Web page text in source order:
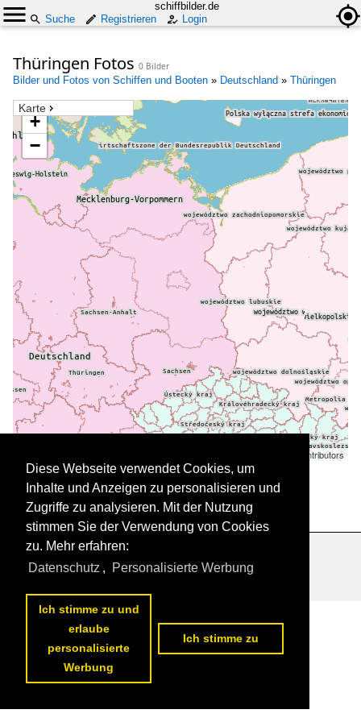
schiffbilder.de
Suche
Registrieren Login
Thüringen Fotos 0 Bilder
Bilder und Fotos von Schiffen und Booten » Deutschland » Thüringen
Karte
+
−
contributors
Daten werden geladen
Datenschutzerklärung |Impressum| Kontakt
Diese Webseite verwendet Cookies, um
Inhalte und Anzeigen zu personalisieren und
Zugriffe zu analysieren. Mit der Nutzung
stimmen Sie der Verwendung von Cookies
zu. Mehr erfahren:
Datenschutz , Personalisierte Werbung
Ich stimme zu und
erlaube
personalisierte
Werbung
Ich stimme zu